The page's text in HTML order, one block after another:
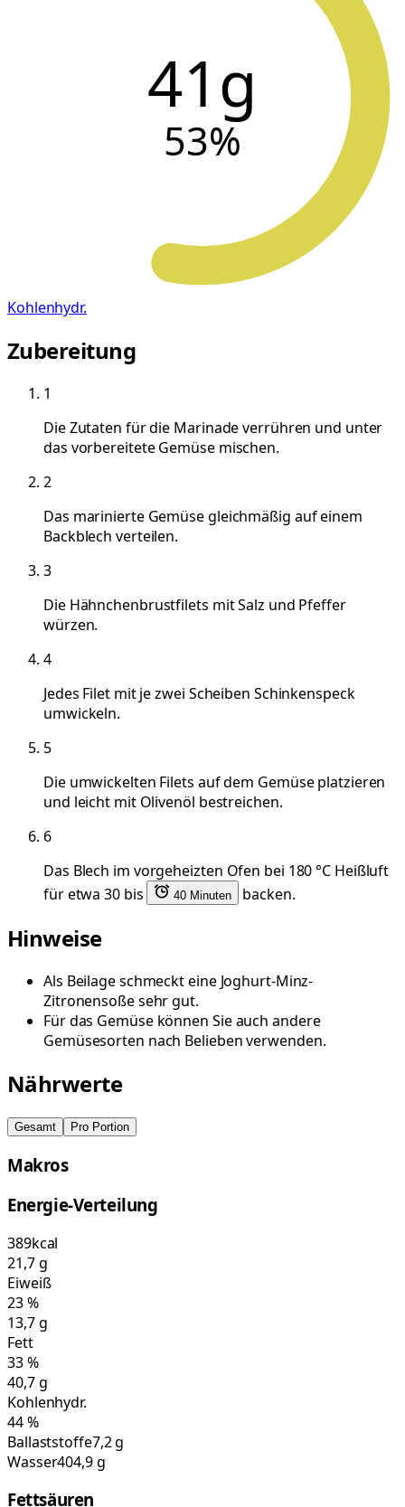
41g
53%
Kohlenhydr.
Zubereitung
1
Die Zutaten für die Marinade verrühren und unter
das vorbereitete Gemüse mischen.
2
Das marinierte Gemüse gleichmäßig auf einem
Backblech verteilen.
3
Die Hähnchenbrustfilets mit Salz und Pfeffer
würzen.
4
Jedes Filet mit je zwei Scheiben Schinkenspeck
umwickeln.
5
Die umwickelten Filets auf dem Gemüse platzieren
und leicht mit Olivenöl bestreichen.
6
Das Blech im vorgeheizten Ofen bei 180 °C Heißluft
für etwa 30 bis
40 Minuten backen.
Hinweise
Als Beilage schmeckt eine Joghurt-Minz-
Zitronensoße sehr gut.
Für das Gemüse können Sie auch andere
Gemüsesorten nach Belieben verwenden.
Nährwerte
Gesamt Pro Portion
Makros
Energie-Verteilung
389kcal
21,7g
Eiweiß
23%
13,7g
Fett
33%
40,7g
Kohlenhydr.
44%
Ballaststoffe7,2 g
Wasser404,9 g
Fettsäuren